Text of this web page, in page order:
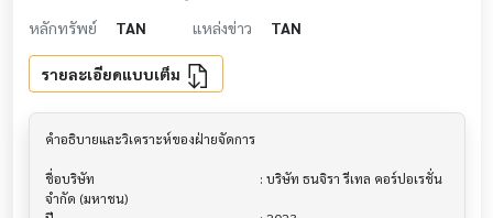
หลักทรัพย์ TAN แหล่งข่าว TAN
รายละเอียดแบบเต็ม
คำอธิบายและวิเคราะห์ของฝ่ายจัดการ
ชื่อบริษัท                               			 : บริษัท ธนจิรา รีเทล คอร์ปอเรชั่น
จำกัด (มหาชน)